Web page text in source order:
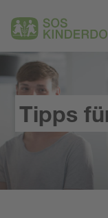
Tipps